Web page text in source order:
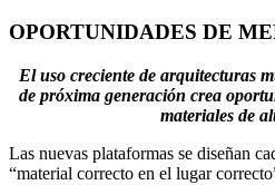
OPORTUNIDADES DE
El uso creciente de arquitecturas
de próxima generación crea
materiales de
Las nuevas plataformas se diseñan
“material correcto en el lugar